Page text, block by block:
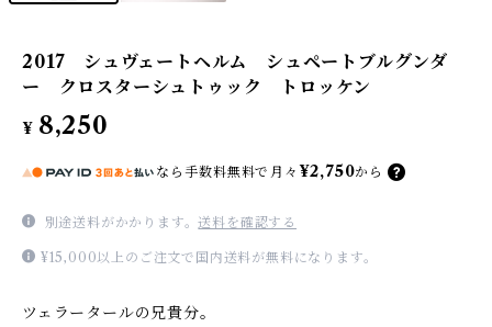
2017 シュヴェートヘルム シュペートブルグンダ
ー クロスターシュトゥック トロッケン
¥ 8,250
なら 手数料無料で 月々 ¥2,750から
別途送料がかかります。送料を確認する
¥15,000以上のご注文で国内送料が無料になります。
ツェラータールの兄貴分。